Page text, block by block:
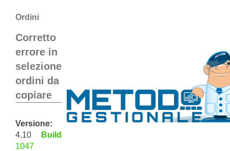
Ordini
Corretto
errore in
selezione
ordini da
copiare
Versione:
4.10
Build
1047